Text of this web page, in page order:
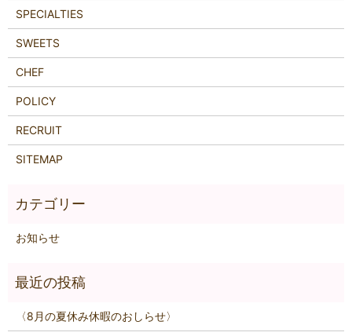
SPECIALTIES
SWEETS
CHEF
POLICY
RECRUIT
SITEMAP
お知らせ
〈8月の夏休み休暇のおしらせ〉